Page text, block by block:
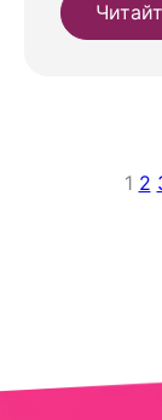
1 2